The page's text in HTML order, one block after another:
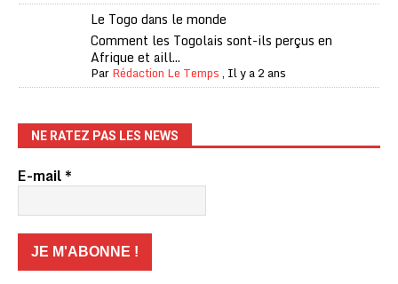
Le Togo dans le monde
Comment les Togolais sont-ils perçus en
Afrique et aill...
ParRédaction Le Temps, Il y a 2 ans
NE RATEZ PAS LES NEWS
E-mail*